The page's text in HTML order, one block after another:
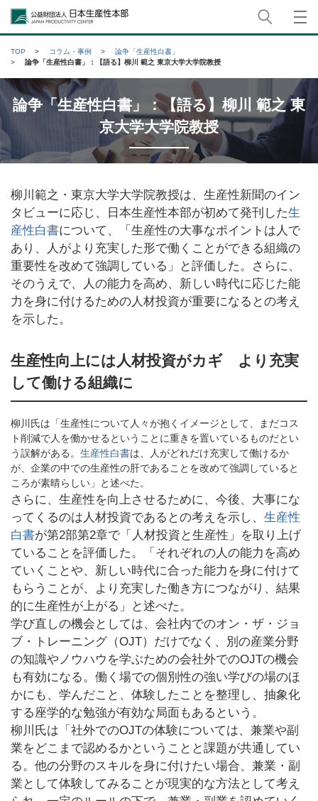
公益財団法人日本生産性本部
TOP コラム・事例
論争「生産性白書」
論争「生産性白書」：【語る】柳川 範之 東京大学大学院教授
論争「生産性白書」：【語る】柳川 範之 東
京大学大学院教授
柳川範之・東京大学大学院教授は、生産性新聞のイン
タビューに応じ、日本生産性本部が初めて発刊した生
産性白書について、「生産性の大事なポイントは人で
あり、人がより充実した形で働くことができる組織の
重要性を改めて強調している」と評価した。さらに、
そのうえで、人の能力を高め、新しい時代に応じた能
力を身に付けるための人材投資が重要になるとの考え
を示した。
生産性向上には人材投資がカギ より充実
して働ける組織に
柳川氏は「生産性について人々が抱くイメージとして、まだコス
ト削減で人を働かせるということに重きを置いているものだとい
う誤解がある。 生産性白書は、人がどれだけ充実して働けるか
が、企業の中での生産性の肝であることを改めて強調していると
ころが素晴らしい」と述べた。
さらに、生産性を向上させるために、今後、大事にな
ってくるのは人材投資であるとの考えを示し、 生産性
白書が第2部第2章で「人材投資と生産性」を取り上げ
ていることを評価した。「それぞれの人の能力を高め
ていくことや、新しい時代に合った能力を身に付けて
もらうことが、より充実した働き方につながり、結果
的に生産性が上がる」と述べた。
学び直しの機会としては、会社内でのオン・ザ・ジョ
ブ・トレーニング（OJT）だけでなく、別の産業分野
の知識やノウハウを学ぶための会社外でのOJTの機会
も有効になる。働く場での個別性の強い学びの場のほ
かにも、学んだこと、体験したことを整理し、抽象化
する座学的な勉強が有効な局面もあるという。
柳川氏は「社外でのOJTの体験については、兼業や副
業をどこまで認めるかということと課題が共通してい
る。他の分野のスキルを身に付けたい場合、兼業・副
業として体験してみることが現実的な方法として考え